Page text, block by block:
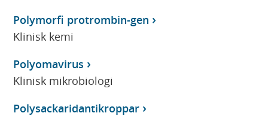
Polymorfi protrombin-gen
Klinisk kemi
Polyomavirus
Klinisk mikrobiologi
Polysackaridantikroppar